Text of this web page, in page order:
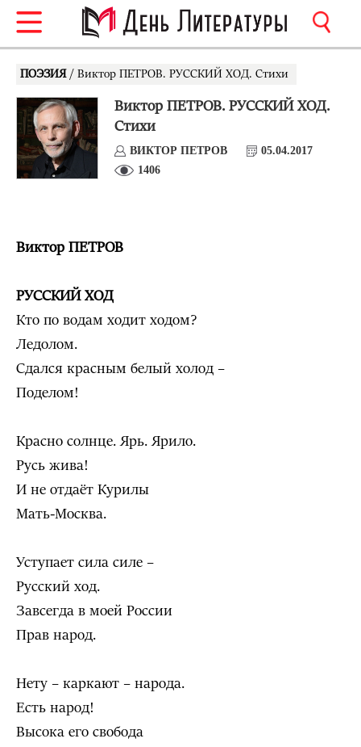
ПОЭЗИЯ / Виктор ПЕТРОВ. РУССКИЙ ХОД. Стихи
Виктор ПЕТРОВ. РУССКИЙ ХОД.
Стихи
ВИКТОР ПЕТРОВ
05.04.2017
1406
Виктор ПЕТРОВ
РУССКИЙ ХОД
Кто по водам ходит ходом?
Ледолом.
Сдался красным белый холод –
Поделом!
Красно солнце. Ярь. Ярило.
Русь жива!
И не отдаёт Курилы
Мать-Москва.
Уступает сила силе –
Русский ход.
Завсегда в моей России
Прав народ.
Нету – каркают – народа.
Есть народ!
Высока его свобода